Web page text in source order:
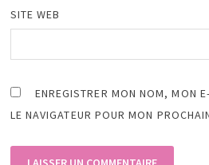
SITE WEB
ENREGISTRER MON NOM, MON
LE NAVIGATEUR POUR MON